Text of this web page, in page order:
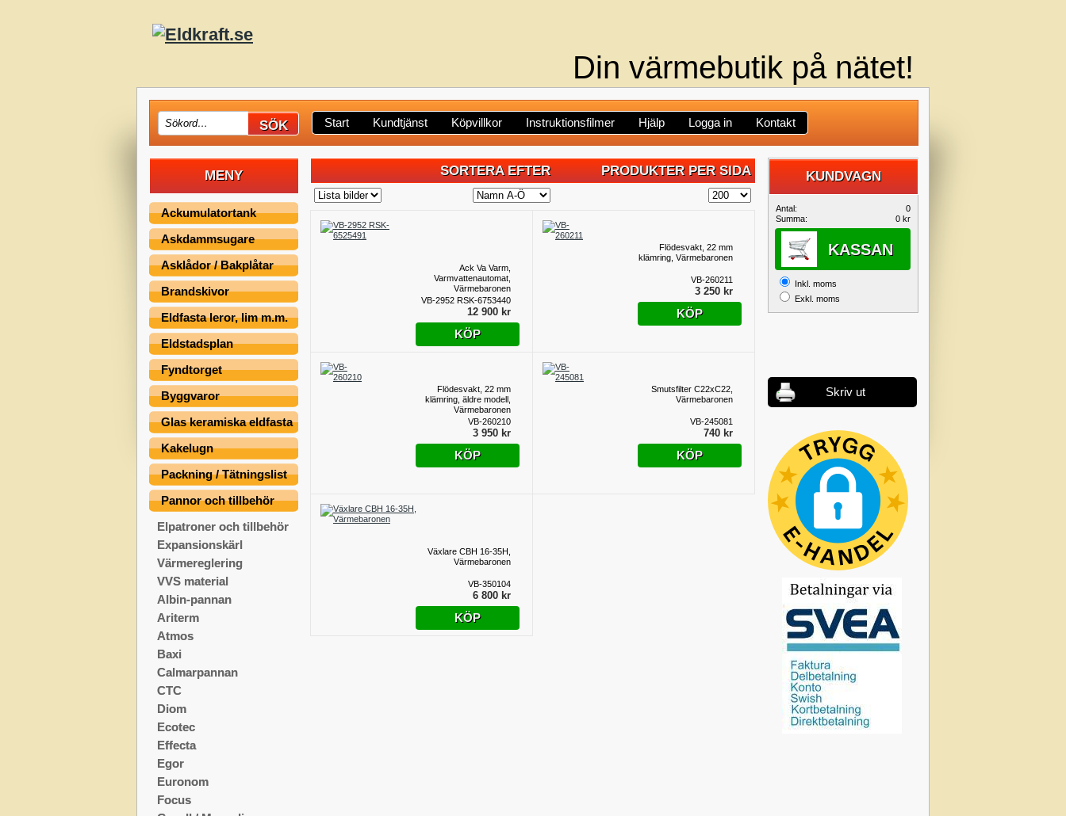
Din värmebutik på nätet!
Start Kundtjänst Köpvillkor Instruktionsfilmer Hjälp Logga in Kontakt
MENY
Ackumulatortank
Askdammsugare
Asklådor / Bakplåtar
Brandskivor
Eldfasta leror, lim m.m.
Eldstadsplan
Fyndtorget
Byggvaror
Glas keramiska eldfasta
Kakelugn
Packning / Tätningslist
Pannor och tillbehör
Elpatroner och tillbehör
Expansionskärl
Värmereglering
VVS material
Albin-pannan
Ariterm
Atmos
Baxi
Calmarpannan
CTC
Diom
Ecotec
Effecta
Egor
Euronom
Focus
KUNDVAGN
KUNDVAGN
Antal:
0
Summa:
0 kr
KASSAN
Inkl. moms
Exkl. moms
Skriv ut
SORTERA EFTER PRODUKTER PER SIDA
Ack Va Varm,
Varmvattenautomat,
Värmebaronen
VB-2952 RSK-6753440
12 900 kr
KÖP
Flödesvakt, 22 mm
klämring, Värmebaronen
VB-260211
3 250 kr
KÖP
Flödesvakt, 22 mm
klämring, äldre modell,
Värmebaronen
VB-260210
3 950 kr
KÖP
Smutsfilter C22xC22,
Värmebaronen
VB-245081
740 kr
KÖP
Växlare CBH 16-35H,
Värmebaronen
VB-350104
6 800 kr
KÖP